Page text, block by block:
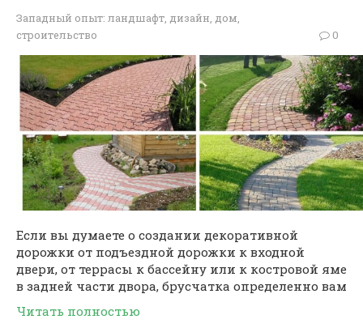
Западный опыт: ландшафт, дизайн, дом,
строительство
0
Если вы думаете о создании декоративной
дорожки от подъездной дорожки к входной
двери, от террасы к бассейну или к костровой яме
в задней части двора, брусчатка определенно вам
Читать полностью